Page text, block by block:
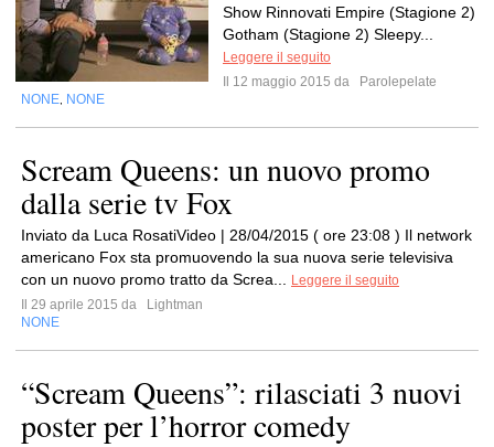
Show Rinnovati Empire (Stagione 2)
Gotham (Stagione 2) Sleepy...
Leggere il seguito
Il 12 maggio 2015 da
Parolepelate
NONE NONE
Scream Queens: un nuovo promo
dalla serie tv Fox
Inviato da Luca RosatiVideo | 28/04/2015 ( ore 23:08 ) Il network
americano Fox sta promuovendo la sua nuova serie televisiva
con un nuovo promo tratto da Screa...
Leggere il seguito
Il 29 aprile 2015 da
Lightman
NONE
“Scream Queens”: rilasciati 3 nuovi
poster per l’horror comedy